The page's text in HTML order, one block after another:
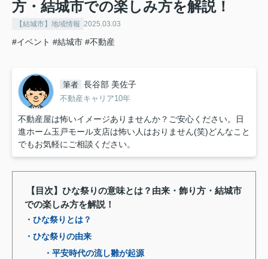
方・結城市での楽しみ方を解説！
【結城市】地域情報 2025.03.03
#イベント #結城市 #不動産
筆者 長谷部 美佐子
不動産キャリア10年
不動産屋は怖いイメージありませんか？ご安心ください。日
進ホーム玉戸モール支店は怖い人はおりません(笑)どんなこと
でもお気軽にご相談ください。
【目次】ひな祭りの意味とは？由来・飾り方・結城市
での楽しみ方を解説！
・ひな祭りとは？
・ひな祭りの由来
・平安時代の流し雛が起源